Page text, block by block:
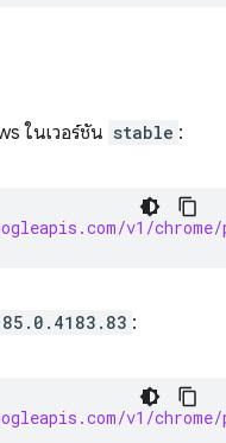
ในเวอร์ชัน stable :
v1/
85.0.4183.83 :
v1/